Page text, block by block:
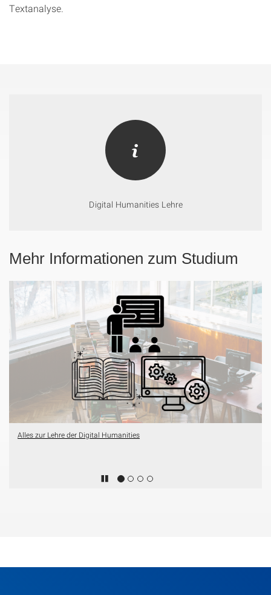
Textanalyse.
Digital Humanities Lehre
Mehr Informationen zum Studium
Alles zur Lehre der Digital Humanities